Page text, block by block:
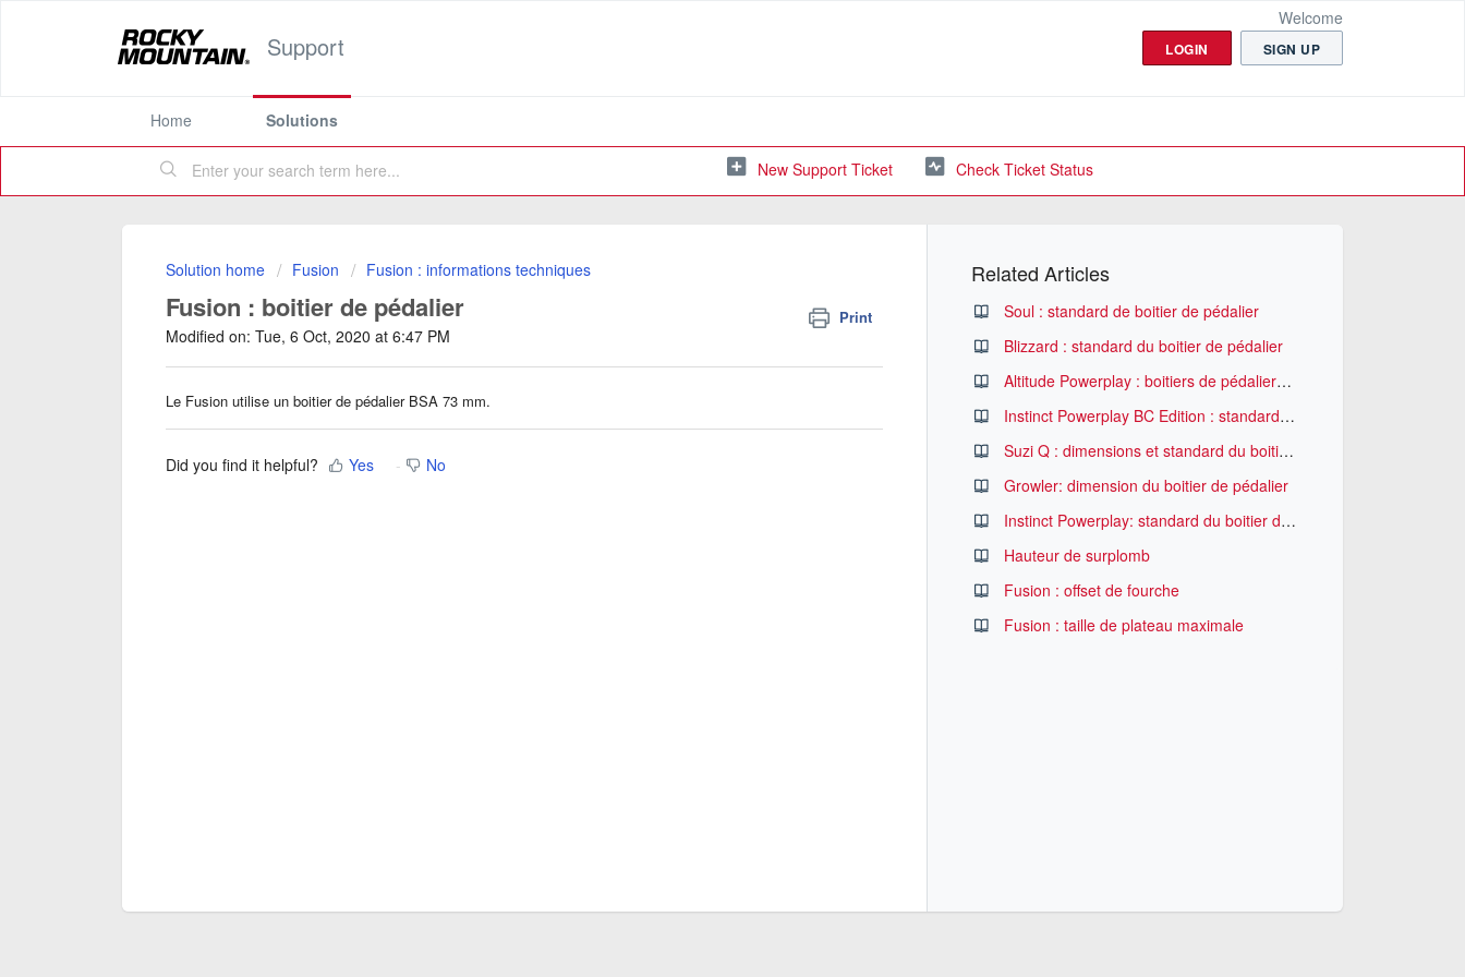
Support
Welcome
LOGIN SIGN UP
Home Solutions
New Support Ticket Check Ticket Status
Solution home Fusion Fusion : informations techniques
Fusion : boitier de pédalier Print
Modified on: Tue, 6 Oct, 2020 at 6:47 PM
Le Fusion utilise un boitier de pédalier BSA 73 mm.
Did you find it helpful? Yes No
Related Articles
Soul : standard de boitier de pédalier
Blizzard : standard du boitier de pédalier
Altitude Powerplay : boitiers de pédaliers compatibles
Instinct Powerplay BC Edition : standard de boitiers de pédaliers
Suzi Q : dimensions et standard du boitier de pédalier
Growler: dimension du boitier de pédalier
Instinct Powerplay: standard du boitier de pédalier
Hauteur de surplomb
Fusion : offset de fourche
Fusion : taille de plateau maximale